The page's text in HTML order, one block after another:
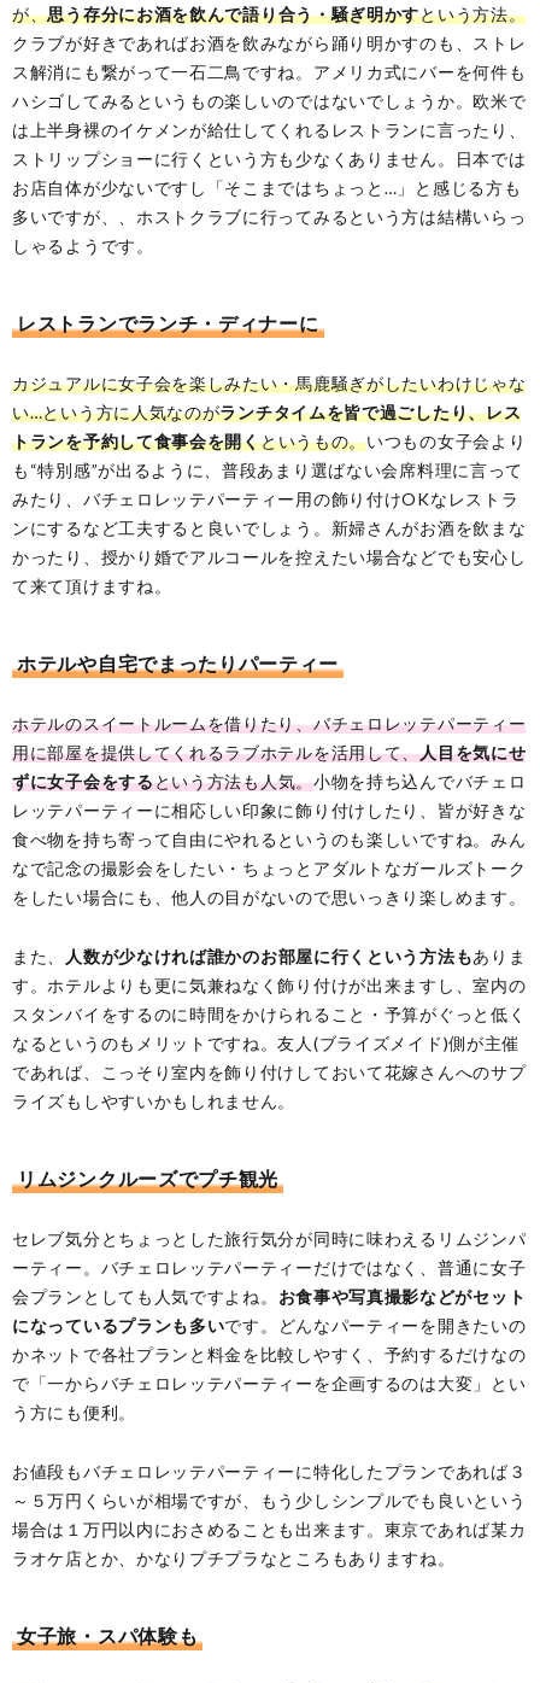
が、思う存分にお酒を飲んで語り合う・騒ぎ明かすという方法。
クラブが好きであればお酒を飲みながら踊り明かすのも、ストレ
ス解消にも繋がって一石二鳥ですね。アメリカ式にバーを何件も
ハシゴしてみるというもの楽しいのではないでしょうか。欧米で
は上半身裸のイケメンが給仕してくれるレストランに言ったり、
ストリップショーに行くという方も少なくありません。日本では
お店自体が少ないですし「そこまではちょっと…」と感じる方も
多いですが、、ホストクラブに行ってみるという方は結構いらっ
しゃるようです。
レストランでランチ・ディナーに
カジュアルに女子会を楽しみたい・馬鹿騒ぎがしたいわけじゃな
い…という方に人気なのがランチタイムを皆で過ごしたり、レス
トランを予約して食事会を開くというもの。いつもの女子会より
も“特別感”が出るように、普段あまり選ばない会席料理に言って
みたり、バチェロレッテパーティー用の飾り付けOKなレストラ
ンにするなど工夫すると良いでしょう。新婦さんがお酒を飲まな
かったり、授かり婚でアルコールを控えたい場合などでも安心し
て来て頂けますね。
ホテルや自宅でまったりパーティー
ホテルのスイートルームを借りたり、バチェロレッテパーティー
用に部屋を提供してくれるラブホテルを活用して、人目を気にせ
ずに女子会をするという方法も人気。小物を持ち込んでバチェロ
レッテパーティーに相応しい印象に飾り付けしたり、皆が好きな
食べ物を持ち寄って自由にやれるというのも楽しいですね。みん
なで記念の撮影会をしたい・ちょっとアダルトなガールズトーク
をしたい場合にも、他人の目がないので思いっきり楽しめます。
また、 人数が少なければ誰かのお部屋に行くという方法もありま
す。ホテルよりも更に気兼ねなく飾り付けが出来ますし、室内の
スタンバイをするのに時間をかけられること・予算がぐっと低く
なるというのもメリットですね。友人(ブライズメイド)側が主催
であれば、こっそり室内を飾り付けしておいて花嫁さんへのサプ
ライズもしやすいかもしれません。
リムジンクルーズでプチ観光
セレブ気分とちょっとした旅行気分が同時に味わえるリムジンパ
ーティー。バチェロレッテパーティーだけではなく、普通に女子
会プランとしても人気ですよね。 お食事や写真撮影などがセット
になっているプランも多いです。どんなパーティーを開きたいの
かネットで各社プランと料金を比較しやすく、予約するだけなの
で「一からバチェロレッテパーティーを企画するのは大変」とい
う方にも便利。
お値段もバチェロレッテパーティーに特化したプランであれば３
～５万円くらいが相場ですが、もう少しシンプルでも良いという
場合は１万円以内におさめることも出来ます。東京であれば某カ
ラオケ店とか、かなりプチプラなところもありますね。
女子旅・スパ体験も